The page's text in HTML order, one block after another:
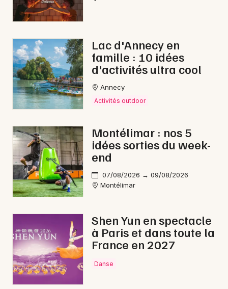
Artistes en tournée
Actus à Nyons
Magazine à Nyons
26 - Drôme
Choisir mes départements
Mon email
Lac d'Annecy en
famille : 10 idées
d'activités ultra cool
Annecy
Activités outdoor
Montélimar : nos 5
idées sorties du week-
end
07/08/2026 → 09/08/2026
Montélimar
Shen Yun en spectacle
à Paris et dans toute la
France en 2027
Danse